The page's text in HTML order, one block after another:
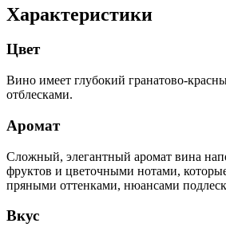
Характеристики
Цвет
Вино имеет глубокий гранатово-
отблесками.
Аромат
Сложный, элегантный аромат вина
фруктов и цветочными нотами,
пряными оттенками, нюансами
Вкус